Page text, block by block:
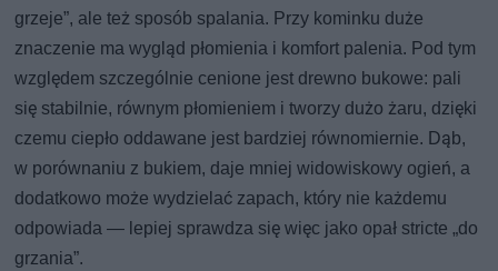
grzeje”, ale też sposób spalania. Przy kominku duże
znaczenie ma wygląd płomienia i komfort palenia. Pod tym
względem szczególnie cenione jest drewno bukowe: pali
się stabilnie, równym płomieniem i tworzy dużo żaru, dzięki
czemu ciepło oddawane jest bardziej równomiernie. Dąb,
w porównaniu z bukiem, daje mniej widowiskowy ogień, a
dodatkowo może wydzielać zapach, który nie każdemu
odpowiada — lepiej sprawdza się więc jako opał stricte „do
grzania”.